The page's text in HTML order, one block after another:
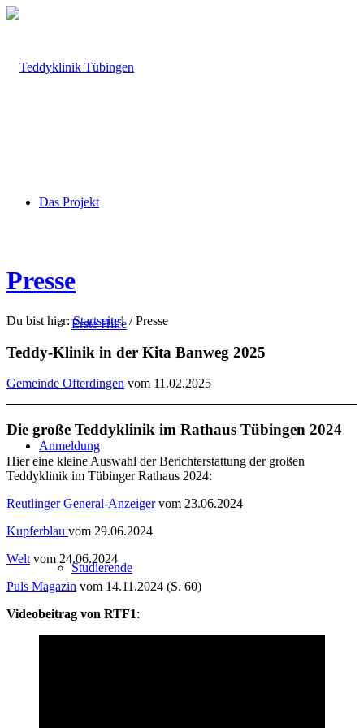
Das Projekt
Erste Hilfe
Anmeldung
Studierende
Presse
Du bist hier: Startseite1 / Presse
Teddy-Klinik in der Kita Banweg 2025
Gemeinde Ofterdingen vom 11.02.2025
Die große Teddyklinik im Rathaus Tübingen 2024
Hier eine kleine Auswahl der Berichterstattung der großen
Teddyklinik im Tübinger Rathaus 2024:
Reutlinger General-Anzeigervom 23.06.2024
Kupferblau vom 29.06.2024
Welt vom 24.06.2024
Puls Magazin vom 14.11.2024 (S. 60)
Videobeitrag von RTF1: